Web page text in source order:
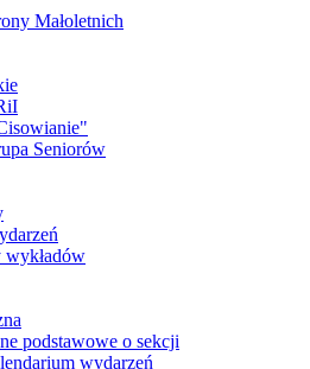
Małoletnich
Seniorów
wykładów
podstawowe o sekcji
wydarzeń